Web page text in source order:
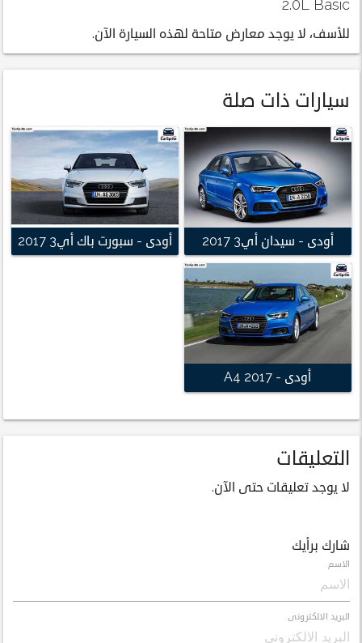
2.0L Basic
للأسف، لا يوجد معارض متاحة لهذه السيارة الآن.
سيارات ذات صلة
أودى - سيدان أي3 2017 أودى - سبورت باك أي3 2017
أودى - A4 2017
التعليقات
لا يوجد تعليقات حتى الآن.
شارك برأيك
الاسم
البريد الالكترونى